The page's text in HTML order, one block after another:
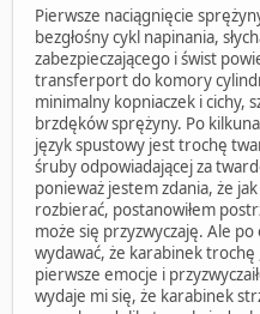
Pierwsze naciągnięcie
bezgłośny cykl napinania,
zabezpieczającego i świst
transferport do komory
minimalny kopniaczek i cichy,
brzdęków sprężyny. Po
język spustowy jest trochę
śruby odpowiadającej za
ponieważ jestem zdania, że
rozbierać, postanowiłem
może się przyzwyczaję. Ale po
wydawać, że karabinek trochę
pierwsze emocje i
wydaje mi się, że karabinek